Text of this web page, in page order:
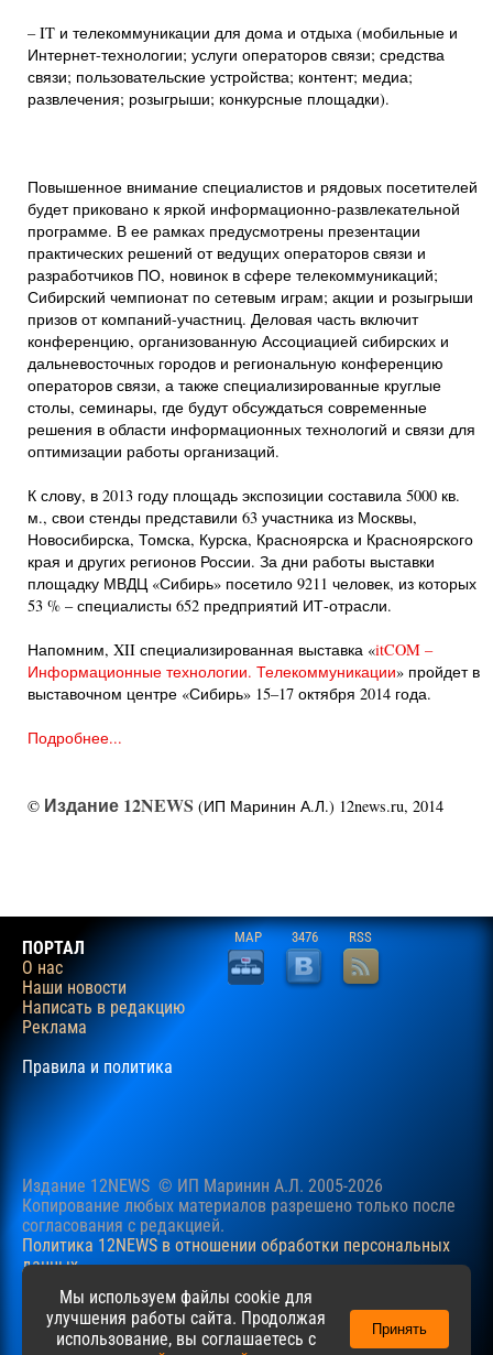
– IT и телекоммуникации для дома и отдыха (мобильные и
Интернет-технологии; услуги операторов связи; средства
связи; пользовательские устройства; контент; медиа;
развлечения; розыгрыши; конкурсные площадки).
Повышенное внимание специалистов и рядовых посетителей
будет приковано к яркой информационно-развлекательной
программе. В ее рамках предусмотрены презентации
практических решений от ведущих операторов связи и
разработчиков ПО, новинок в сфере телекоммуникаций;
Сибирский чемпионат по сетевым играм; акции и розыгрыши
призов от компаний-участниц. Деловая часть включит
конференцию, организованную Ассоциацией сибирских и
дальневосточных городов и региональную конференцию
операторов связи, а также специализированные круглые
столы, семинары, где будут обсуждаться современные
решения в области информационных технологий и связи для
оптимизации работы организаций.
К слову, в 2013 году площадь экспозиции составила 5000 кв.
м., свои стенды представили 63 участника из Москвы,
Новосибирска, Томска, Курска, Красноярска и Красноярского
края и других регионов России. За дни работы выставки
площадку МВДЦ «Сибирь» посетило 9211 человек, из которых
53 % – специалисты 652 предприятий ИТ-отрасли.
Напомним, XII специализированная выставка «itCOM –
Информационные технологии. Телекоммуникации» пройдет в
выставочном центре «Сибирь» 15–17 октября 2014 года.
Подробнее...
© Издание 12NEWS (ИП Маринин А.Л.) 12news.ru, 2014
ПОРТАЛ
О нас
Наши новости
Написать в редакцию
Реклама
Правила и политика
MAP 3476 RSS
Издание 12NEWS © ИП Маринин А.Л. 2005-2026
Копирование любых материалов разрешено только после
согласования c редакцией.
Политика 12NEWS в отношении обработки персональных
данных
Наш сайт использует файлы cookie для учучшения
пользовательского опыта. Продолжая просматривать сайт,
вы соглашаетесь с нашейПолитикойв отношении файлов
Мы используем файлы cookie для
улучшения работы сайта. Продолжая
использование, вы соглашаетесь с
Принять